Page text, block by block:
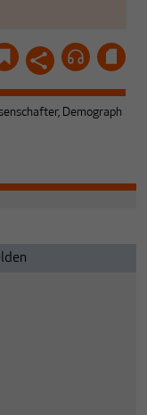
Demograph